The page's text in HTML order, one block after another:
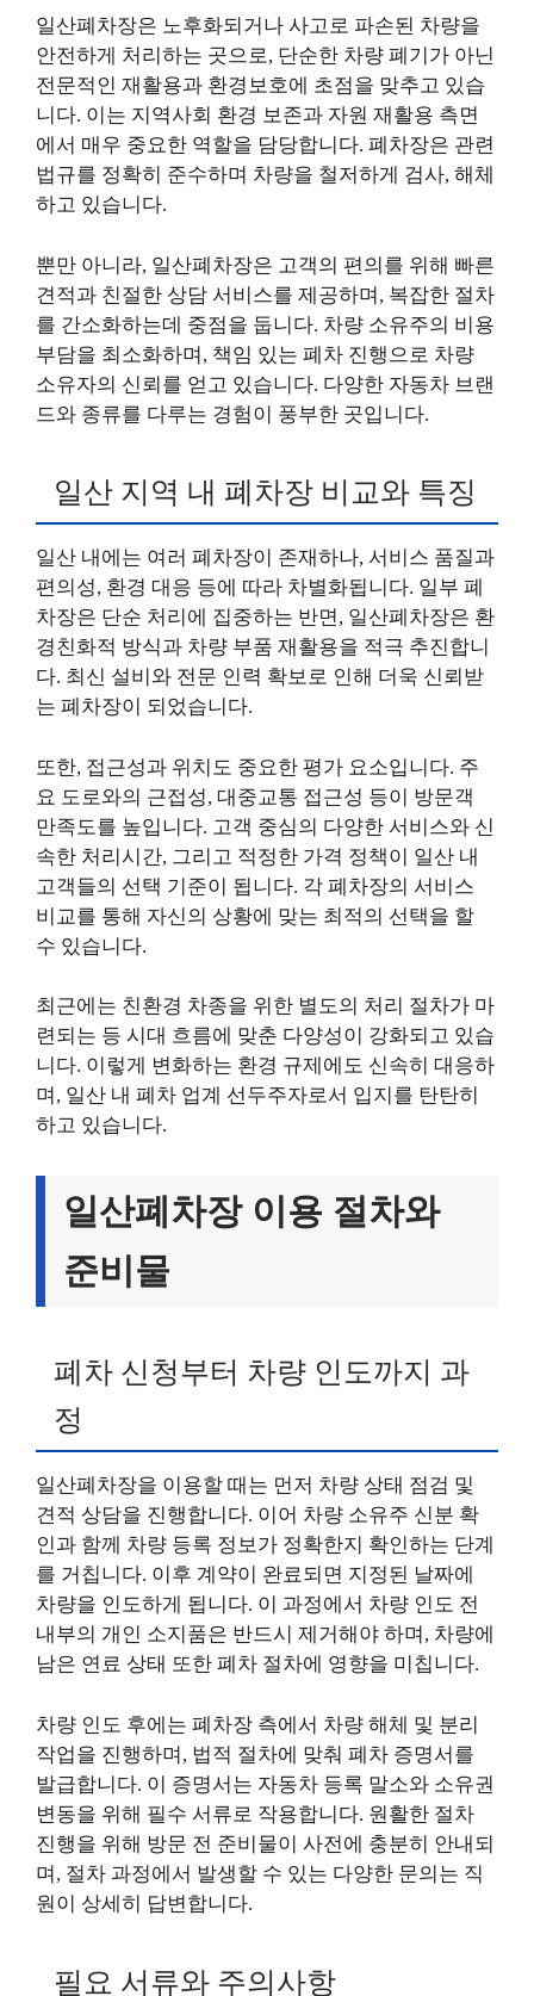
일산폐차장은 노후화되거나 사고로 파손된 차량을
안전하게 처리하는 곳으로, 단순한 차량 폐기가 아닌
전문적인 재활용과 환경보호에 초점을 맞추고 있습
니다. 이는 지역사회 환경 보존과 자원 재활용 측면
에서 매우 중요한 역할을 담당합니다. 폐차장은 관련
법규를 정확히 준수하며 차량을 철저하게 검사, 해체
하고 있습니다.
뿐만 아니라, 일산폐차장은 고객의 편의를 위해 빠른
견적과 친절한 상담 서비스를 제공하며, 복잡한 절차
를 간소화하는데 중점을 둡니다. 차량 소유주의 비용
부담을 최소화하며, 책임 있는 폐차 진행으로 차량
소유자의 신뢰를 얻고 있습니다. 다양한 자동차 브랜
드와 종류를 다루는 경험이 풍부한 곳입니다.
일산 지역 내 폐차장 비교와 특징
일산 내에는 여러 폐차장이 존재하나, 서비스 품질과
편의성, 환경 대응 등에 따라 차별화됩니다. 일부 폐
차장은 단순 처리에 집중하는 반면, 일산폐차장은 환
경친화적 방식과 차량 부품 재활용을 적극 추진합니
다. 최신 설비와 전문 인력 확보로 인해 더욱 신뢰받
는 폐차장이 되었습니다.
또한, 접근성과 위치도 중요한 평가 요소입니다. 주
요 도로와의 근접성, 대중교통 접근성 등이 방문객
만족도를 높입니다. 고객 중심의 다양한 서비스와 신
속한 처리시간, 그리고 적정한 가격 정책이 일산 내
고객들의 선택 기준이 됩니다. 각 폐차장의 서비스
비교를 통해 자신의 상황에 맞는 최적의 선택을 할
수 있습니다.
최근에는 친환경 차종을 위한 별도의 처리 절차가 마
련되는 등 시대 흐름에 맞춘 다양성이 강화되고 있습
니다. 이렇게 변화하는 환경 규제에도 신속히 대응하
며, 일산 내 폐차 업계 선두주자로서 입지를 탄탄히
하고 있습니다.
일산폐차장 이용 절차와
준비물
폐차 신청부터 차량 인도까지 과
정
일산폐차장을 이용할 때는 먼저 차량 상태 점검 및
견적 상담을 진행합니다. 이어 차량 소유주 신분 확
인과 함께 차량 등록 정보가 정확한지 확인하는 단계
를 거칩니다. 이후 계약이 완료되면 지정된 날짜에
차량을 인도하게 됩니다. 이 과정에서 차량 인도 전
내부의 개인 소지품은 반드시 제거해야 하며, 차량에
남은 연료 상태 또한 폐차 절차에 영향을 미칩니다.
차량 인도 후에는 폐차장 측에서 차량 해체 및 분리
작업을 진행하며, 법적 절차에 맞춰 폐차 증명서를
발급합니다. 이 증명서는 자동차 등록 말소와 소유권
변동을 위해 필수 서류로 작용합니다. 원활한 절차
진행을 위해 방문 전 준비물이 사전에 충분히 안내되
며, 절차 과정에서 발생할 수 있는 다양한 문의는 직
원이 상세히 답변합니다.
필요 서류와 주의사항